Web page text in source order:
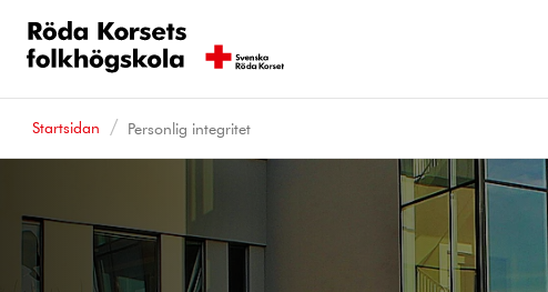
Startsidan Personlig integritet